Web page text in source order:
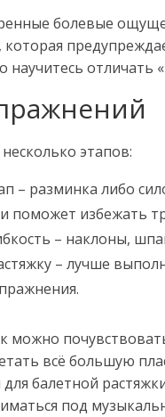
болевые
которая
научитесь отличать
этапов:
– разминка либо
поможет избежать
– наклоны,
– лучше
можно
всё большую
балетной
под